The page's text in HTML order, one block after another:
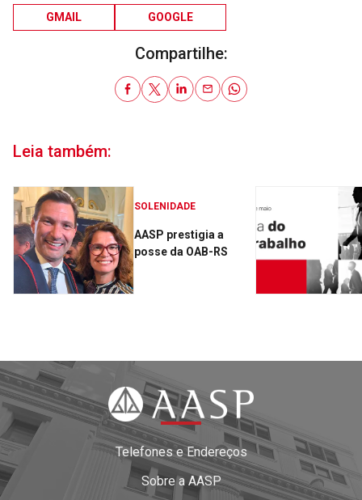
GMAIL GOOGLE
Compartilhe:
Leia também:
SOLENIDADE
AASP prestigia a
posse da OAB-RS
Telefones e Endereços
Sobre a AASP